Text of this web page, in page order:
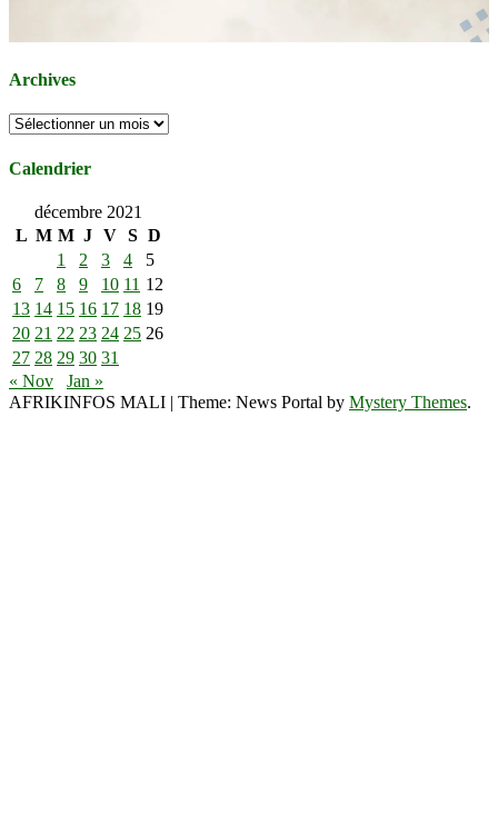
Archives
Archives
Calendrier
décembre 2021
L M M J V S D
1
2 3 4
5
6
7 8 9 10 11 12
13 14 15 16 17 18 19
20 21 22 23 24 25 26
27 28 29 30 31
« Nov
Jan »
AFRIKINFOS MALI | Theme: News Portal by Mystery Themes.